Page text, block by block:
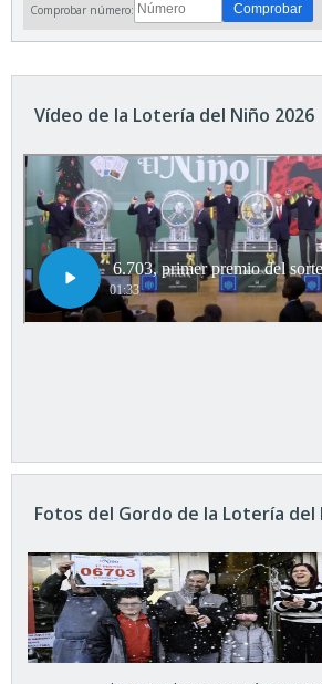
Comprobar número:
Vídeo de la Lotería del Niño 2026
Fotos del Gordo de la Lotería del